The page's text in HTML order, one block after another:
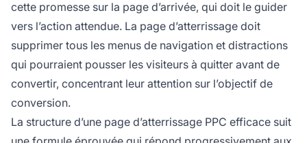
cette promesse sur la page d’arrivée, qui doit le guider
vers l’action attendue. La page d’atterrissage doit
supprimer tous les menus de navigation et distractions
qui pourraient pousser les visiteurs à quitter avant de
convertir, concentrant leur attention sur l’objectif de
conversion.
La structure d’une page d’atterrissage PPC efficace suit